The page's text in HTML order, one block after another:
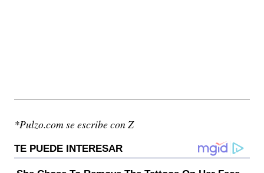
*Pulzo.com se escribe con Z